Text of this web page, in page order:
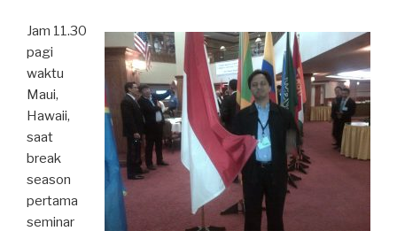
Jam 11.30
pagi
waktu
Maui,
Hawaii,
saat
break
season
pertama
seminar